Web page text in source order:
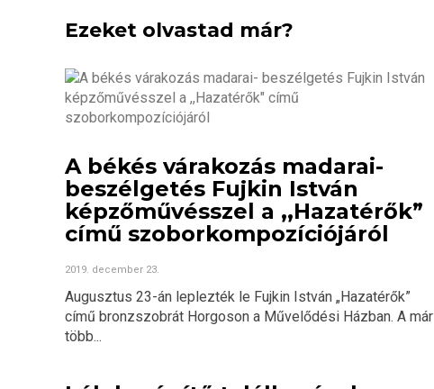
Ezeket olvastad már?
A békés várakozás madarai-
beszélgetés Fujkin István
képzőművésszel a ,,Hazatérők”
című szoborkompozíciójáról
2019. december 23.
Augusztus 23-án leplezték le Fujkin István „Hazatérők”
című bronzszobrát Horgoson a Művelődési Házban. A már
több...